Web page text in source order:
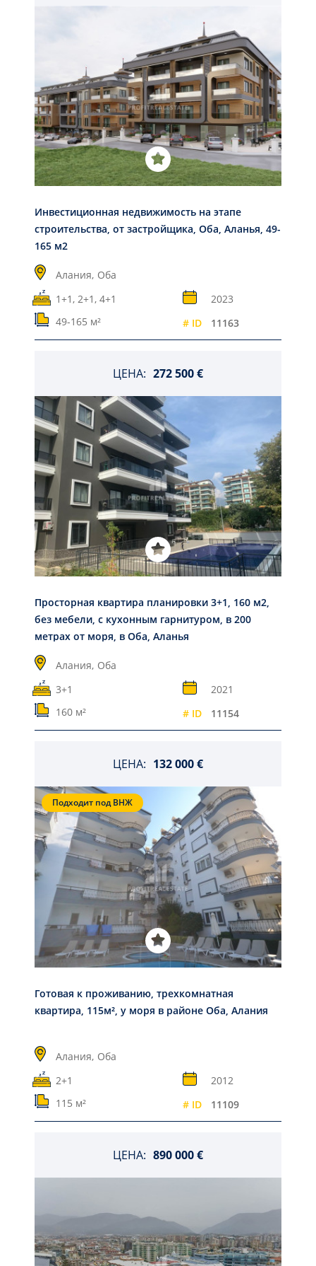
Инвестиционная недвижимость на этапе
строительства, от застройщика, Оба, Аланья, 49-
165 м2
Алания, Оба
1+1, 2+1, 4+1
2023
49-165 м²
# ID 11163
ЦЕНА: 272 500 €
Просторная квартира планировки 3+1, 160 м2,
без мебели, с кухонным гарнитуром, в 200
метрах от моря, в Оба, Аланья
Алания, Оба
3+1
2021
160 м²
# ID 11154
ЦЕНА: 132 000 €
Подходит под ВНЖ
Готовая к проживанию, трехкомнатная
квартира, 115м², у моря в районе Оба, Алания
Алания, Оба
2+1
2012
115 м²
# ID 11109
ЦЕНА: 890 000 €